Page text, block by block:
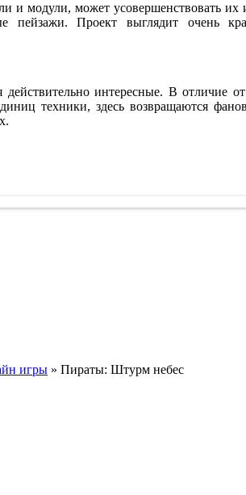
и модули, может усовершенствовать
Проект выглядит очень
интересные. В отличие
техники, здесь возвращаются
игры » Пираты: Штурм небес